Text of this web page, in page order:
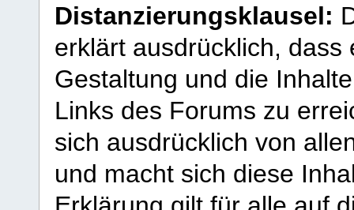
Distanzierungsklausel:
erklärt ausdrücklich,
Gestaltung und die
Links des Forums zu
sich ausdrücklich von
und macht sich diese